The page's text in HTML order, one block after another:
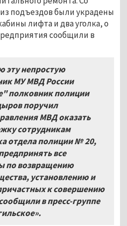
из подъездов были украдены
лифта и два уголка, о
сообщили в
эту непростую
МУ МВД России
полковник полиции
поручил
МВД оказать
сотрудникам
отдела полиции №20,
все
по возвращению
установлению и
к совершению
в пресс-группе